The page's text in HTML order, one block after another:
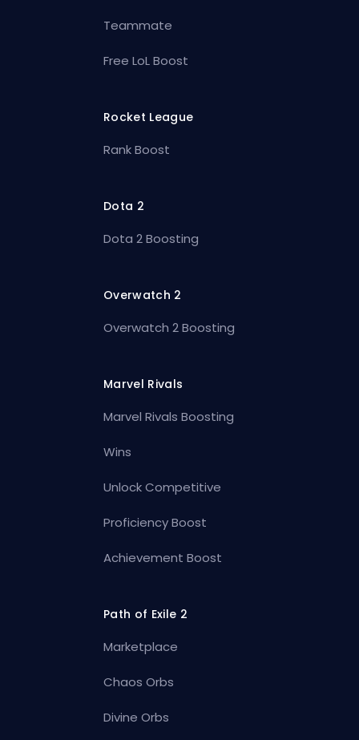
Teammate
Free LoL Boost
Rocket League
Rank Boost
Dota 2
Dota 2 Boosting
Overwatch 2
Overwatch 2 Boosting
Marvel Rivals
Marvel Rivals Boosting
Wins
Unlock Competitive
Proficiency Boost
Achievement Boost
Path of Exile 2
Marketplace
Chaos Orbs
Divine Orbs